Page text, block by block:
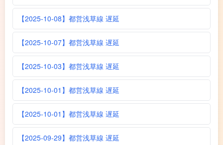
【2025-10-08】都営浅草線 遅延
【2025-10-07】都営浅草線 遅延
【2025-10-03】都営浅草線 遅延
【2025-10-01】都営浅草線 遅延
【2025-10-01】都営浅草線 遅延
【2025-09-29】都営浅草線 遅延